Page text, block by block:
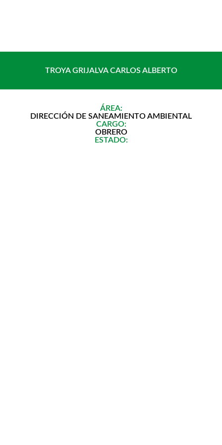
contenido
TROYA GRIJALVA CARLOS ALBERTO
ÁREA:
DIRECCIÓN DE SANEAMIENTO AMBIENTAL
CARGO:
OBRERO
ESTADO: